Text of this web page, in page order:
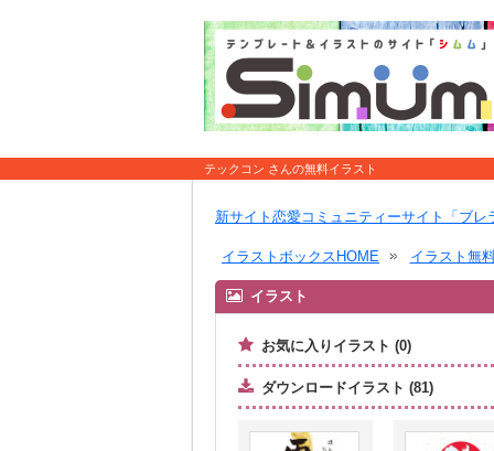
テックコン さんの無料イラスト
新サイト恋愛コミュニティーサイト「ブレ
イラストボックスHOME イラスト無
イラスト
お気に入りイラスト (0)
ダウンロードイラスト (81)